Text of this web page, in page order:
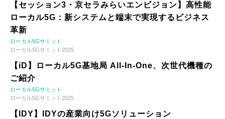
【セッション3・京セラみらいエンビジョン】高性能
ローカル5G：新システムと端末で実現するビジネス
革新
ローカル5Gサミット
ローカル5Gサミット2025
【iD】ローカル5G基地局 All-In-One、次世代機種の
ご紹介
ローカル5Gサミット
ローカル5Gサミット2025
【IDY】IDYの産業向け5Gソリューション